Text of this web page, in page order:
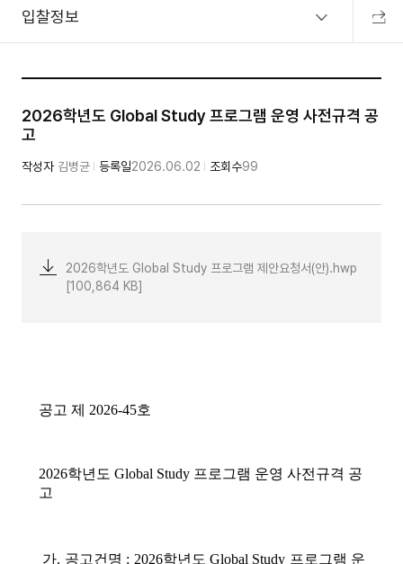
입찰정보 공유하
2026학년도 Global Study 프로그램 운영 사전규격 공
고
작성자 김병균 등록일2026.06.02 조회수99
2026학년도 Global Study 프로그램 제안요청서(안).hwp
[100,864 KB]